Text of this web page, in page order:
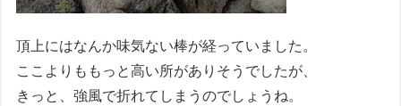
頂上にはなんか味気ない棒が経っていました。
ここよりももっと高い所がありそうでしたが、
きっと、強風で折れてしまうのでしょうね。